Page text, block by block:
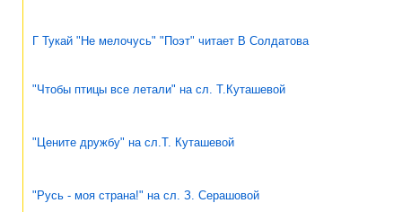
Г Тукай "Не мелочусь" "Поэт" читает В Солдатова
"Чтобы птицы все летали" на сл. Т.Куташевой
"Цените дружбу" на сл.Т. Куташевой
"Русь - моя страна!" на сл. З. Серашовой